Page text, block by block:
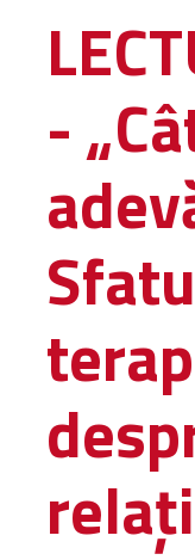
ISTORIC
IERARH
ORGANIZAREA
-